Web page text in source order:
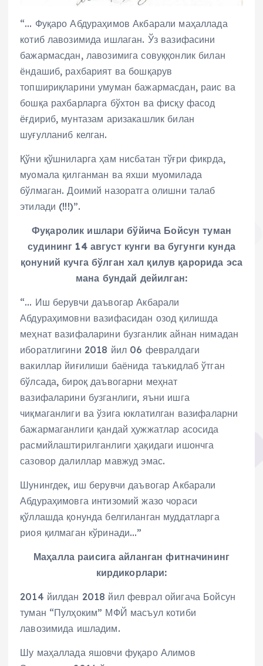
“… Фуқаро Абдураҳимов Акбарали маҳаллада
котиб лавозимида ишлаган. Ўз вазифасини
бажармасдан, лавозимига совуққонлик билан
ёндашиб, рахбарият ва бошқарув
топшириқларини умуман бажармасдан, раис ва
бошқа рахбарларга бўхтон ва фисқу фасод
ёғдириб, мунтазам аризакашлик билан
шуғулланиб келган.
Қўни қўшниларга ҳам нисбатан тўғри фикрда,
муомала қилганман ва яхши муомилада
бўлмаган. Доимий назоратга олишни талаб
этилади (!!!)”.
Фуқаролик ишлари бўйича Бойсун туман
судининг 14 август кунги ва бугунги кунда
қонуний кучга бўлган хал қилув қарорида эса
мана бундай дейилган:
“… Иш берувчи даъвогар Акбарали
Абдураҳимовни вазифасидан озод қилишда
меҳнат вазифаларини бузганлик айнан нимадан
иборатлигини 2018 йил 06 февралдаги
вакиллар йиғилиши баёнида таъкидлаб ўтган
бўлсада, бироқ даъвогарни меҳнат
вазифаларини бузганлиги, яъни ишга
чиқмаганлиги ва ўзига юклатилган вазифаларни
бажармаганлиги қандай ҳужжатлар асосида
расмийлаштирилганлиги ҳақидаги ишончга
сазовор далиллар мавжуд эмас.
Шунингдек, иш берувчи даъвогар Акбарали
Абдураҳимовга интизомий жазо чораси
қўллашда қонунда белгиланган муддатларга
риоя қилмаган кўринади…”
Маҳалла раисига айланган фитначининг
кирдикорлари:
2014 йилдан 2018 йил феврал ойигача Бойсун
туман “Пулҳоким” МФЙ масъул котиби
лавозимида ишладим.
Шу маҳаллада яшовчи фуқаро Алимов